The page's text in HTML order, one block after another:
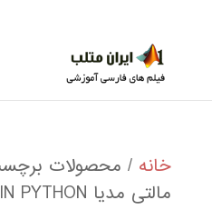
خانه / محصولات
مالتی مدیا REGRESSION IN PYTHON”